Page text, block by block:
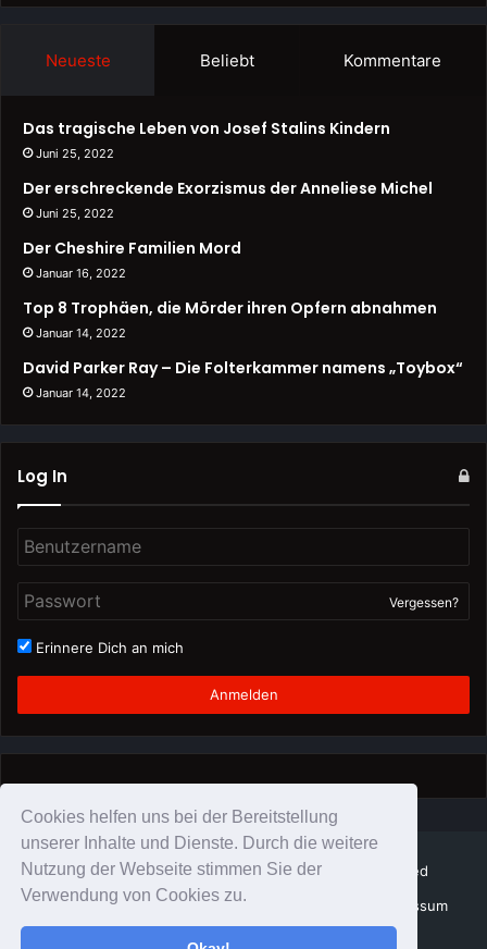
Cookies helfen uns bei der Bereitstellung
unserer Inhalte und Dienste. Durch die weitere
Nutzung der Webseite stimmen Sie der
Verwendung von Cookies zu.
Neueste Beliebt Kommentare
Das tragische Leben von Josef Stalins Kindern
Juni 25, 2022
Der erschreckende Exorzismus der Anneliese Michel
Juni 25, 2022
Der Cheshire Familien Mord
Januar 16, 2022
Top 8 Trophäen, die Mörder ihren Opfern abnahmen
Januar 14, 2022
David Parker Ray – Die Folterkammer namens „Toybox“
Januar 14, 2022
Log In
Vergessen?
Erinnere Dich an mich
Anmelden
© Copyright Schattenzirkus 2026, All Rights Reserved
SchattenZirkus Team
Datenschutz Impressum